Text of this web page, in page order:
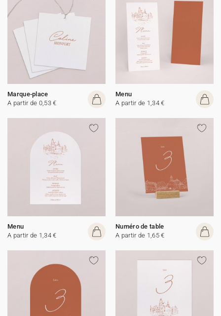
Marque-place
A partir de 0,53 €
Menu
A partir de 1,34 €
Menu
A partir de 1,34 €
Numéro de table
A partir de 1,65 €